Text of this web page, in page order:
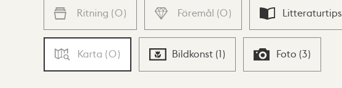
Ritning (0) Föremål (0) Litteraturtips
Karta (0) Bildkonst (1) Foto (3)